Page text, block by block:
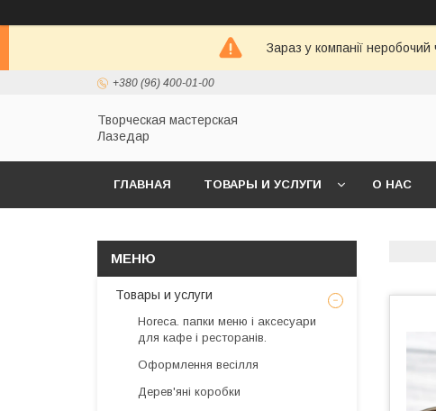
Зараз у компанії
+380 (96) 400-01-00
Творческая мастерская
Лазедар
ГЛАВНАЯ ТОВАРЫ И УСЛУГИ О НАС
Товары и услуги
Horeca. папки меню і аксесуари
для кафе і ресторанів.
Оформлення весілля
Дерев'яні коробки